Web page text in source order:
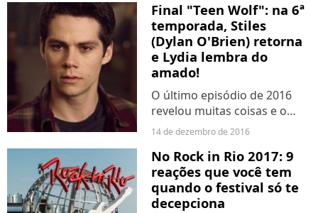
música!
Final "Teen Wolf": na 6ª
temporada, Stiles
(Dylan O'Brien) retorna
e Lydia lembra do
amado!
O último episódio de 2016
revelou muitas coisas e o
Purebreak conta tudo para
14 de dezembro de 2016
No Rock in Rio 2017: 9
reações que você tem
quando o festival só te
decepciona